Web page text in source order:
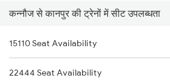
5083 Cpr Fbd Spl
5117 Cpr Mtj Sf Spl
5118 Mtj Cpr Sf Spl
1259 Csmt Gkp Spl
1260 Gkp Csmt Spl
1803 Jhs Ljn Spl
कन्नौज से कानपुर की ट्रेनों में सीट उपलब्धता
15110 Seat Availability
22444 Seat Availability